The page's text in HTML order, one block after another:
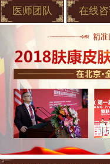
医师团队 在线